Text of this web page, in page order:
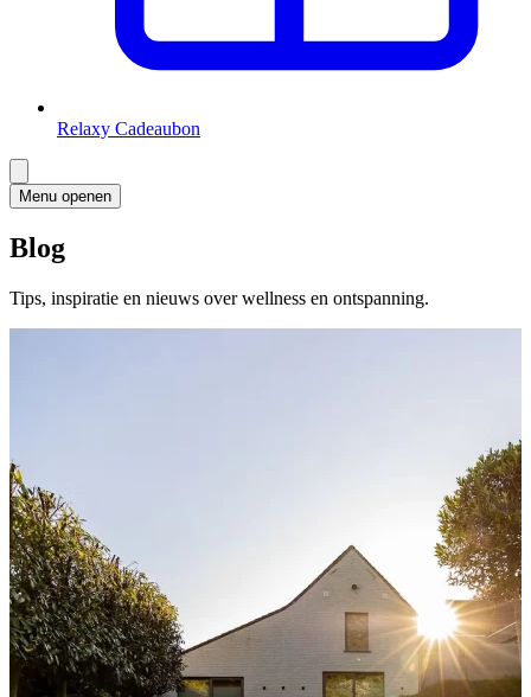
Relaxy Cadeaubon
Menu openen
Blog
Tips, inspiratie en nieuws over wellness en ontspanning.